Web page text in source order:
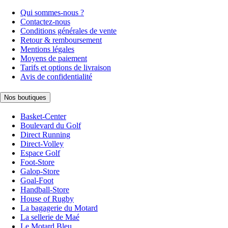
Qui sommes-nous ?
Contactez-nous
Conditions générales de vente
Retour & remboursement
Mentions légales
Moyens de paiement
Tarifs et options de livraison
Avis de confidentialité
Nos boutiques
Basket-Center
Boulevard du Golf
Direct Running
Direct-Volley
Espace Golf
Foot-Store
Galop-Store
Goal-Foot
Handball-Store
House of Rugby
La bagagerie du Motard
La sellerie de Maé